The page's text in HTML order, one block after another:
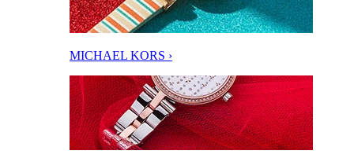
MICHAEL KORS ›